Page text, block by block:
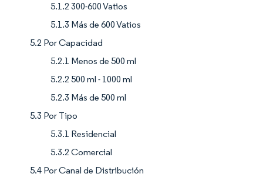
5.1.2 300-600 Vatios
5.1.3 Más de 600 Vatios
5.2 Por Capacidad
5.2.1 Menos de 500 ml
5.2.2 500 ml - 1000 ml
5.2.3 Más de 500 ml
5.3 Por Tipo
5.3.1 Residencial
5.3.2 Comercial
5.4 Por Canal de Distribución